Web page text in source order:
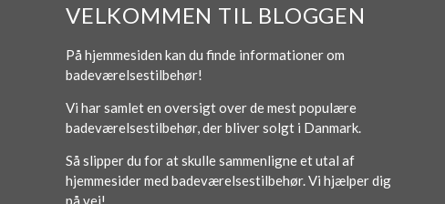
VELKOMMEN TIL BLOGGEN
På hjemmesiden kan du finde informationer om
badeværelsestilbehør!
Vi har samlet en oversigt over de mest populære
badeværelsestilbehør, der bliver solgt i Danmark.
Så slipper du for at skulle sammenligne et utal af
hjemmesider med badeværelsestilbehør. Vi hjælper dig